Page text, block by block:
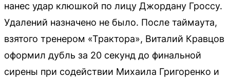
нанес удар клюшкой по лицу Джордану Гроссу.
Удалений назначено не было. После таймаута,
взятого тренером «Трактора», Виталий Кравцов
оформил дубль за 20 секунд до финальной
сирены при содействии Михаила Григоренко и